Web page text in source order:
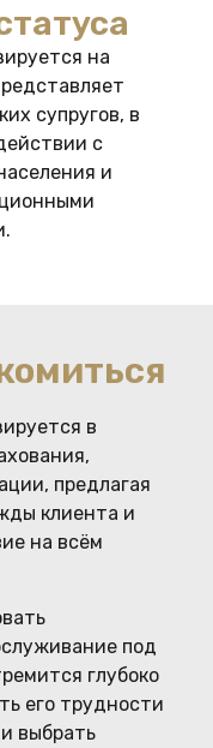
на
супругов, в
с
и
в
предлагая
клиента и
на всём
под
глубоко
его трудности
выбрать